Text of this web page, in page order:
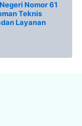
Nomor 61
Teknis
Layanan